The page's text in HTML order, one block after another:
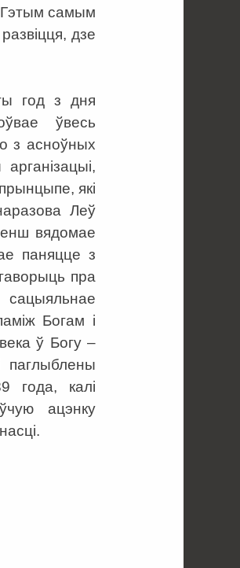
Гэтым самым
дзе
год з дня
ўвесь
з асноўных
які
Леў
вядомае
паняцце з
пра
сацыяльнае
Богам і
ў Богу –
паглыблены
года, калі
ацэнку